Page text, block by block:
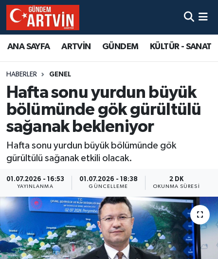
ANA SAYFA ARTVİN GÜNDEM KÜLTÜR - SANAT
HABERLER GENEL
Hafta sonu yurdun büyük
bölümünde gök gürültülü
sağanak bekleniyor
Hafta sonu yurdun büyük bölümünde gök
gürültülü sağanak etkili olacak.
01.07.2026 - 16:53
YAYINLANMA
01.07.2026 - 18:38
GÜNCELLEME
2 DK
OKUNMA SÜRESI